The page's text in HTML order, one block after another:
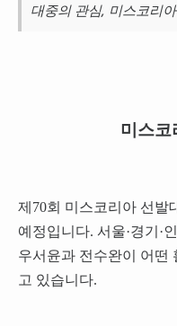
대중의 관심, 미스코리
미스코
제70회 미스코리아 선발
예정입니다. 서울·경기·
우서윤과 전수완이 어떤
고 있습니다.